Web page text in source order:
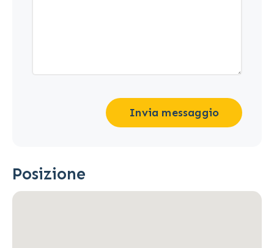
Invia messaggio
Posizione